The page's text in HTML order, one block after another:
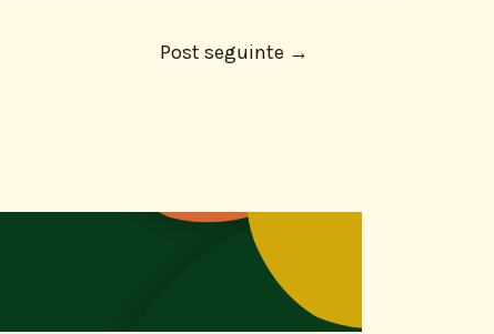
Post seguinte →